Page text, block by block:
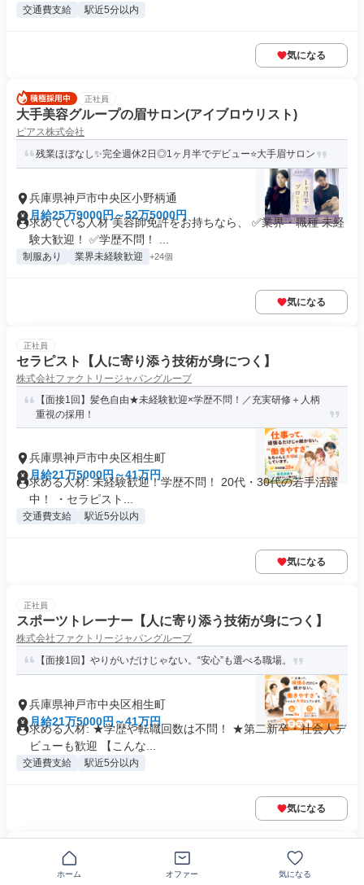
交通費支給 駅近5分以内
気になる
正社員
大手美容グループの眉サロン(アイブロウリスト)
ピアス株式会社
残業ほぼなし✨完全週休2日◎1ヶ月半でデビュー⭐大手眉サロン
兵庫県神戸市中央区小野柄通
月給25万9000円～52万5000円
求めている人材 美容師免許をお持ちなら、 ✅業界・職種 未経
験大歓迎！ ✅学歴不問！ ...
制服あり 業界未経験歓迎 +24個
気になる
正社員
セラピスト【人に寄り添う技術が身につく】
株式会社ファクトリージャパングループ
【面接1回】髪色自由★未経験歓迎×学歴不問！／充実研修＋人柄
重視の採用！
兵庫県神戸市中央区相生町
月給21万5000円～41万円
求める人材: 未経験歓迎！学歴不問！ 20代・30代の若手活躍
中！ ・セラピスト...
交通費支給 駅近5分以内
気になる
正社員
スポーツトレーナー【人に寄り添う技術が身につく】
株式会社ファクトリージャパングループ
【面接1回】やりがいだけじゃない。“安心”も選べる職場。
兵庫県神戸市中央区相生町
月給21万5000円～41万円
求める人材: ★学歴や転職回数は不問！ ★第二新卒・社会人デ
ビューも歓迎 【こんな...
交通費支給 駅近5分以内
気になる
スポーツトレーナー/未経験可
ホーム オファー 気になる